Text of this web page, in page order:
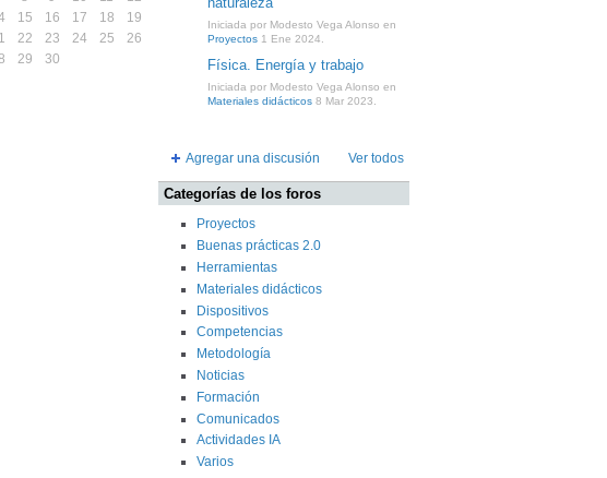
15 16 17 18
19
22 23 24 25
26
29 30
Iniciada por Modesto Vega Alonso en
Proyectos 1 Ene 2024.
Física. Energía y trabajo
Iniciada por Modesto Vega Alonso en
Materiales didácticos 8 Mar 2023.
Agregar una discusión Ver todos
Categorías de los foros
Proyectos
Buenas prácticas 2.0
Herramientas
Materiales didácticos
Dispositivos
Competencias
Metodología
Noticias
Formación
Comunicados
Actividades IA
Varios